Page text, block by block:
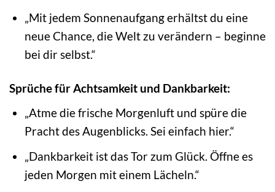
„Mit jedem Sonnenaufgang erhältst du eine
neue Chance, die Welt zu verändern – beginne
bei dir selbst.“
Sprüche für Achtsamkeit und Dankbarkeit:
„Atme die frische Morgenluft und spüre die
Pracht des Augenblicks. Sei einfach hier.“
„Dankbarkeit ist das Tor zum Glück. Öffne es
jeden Morgen mit einem Lächeln.“